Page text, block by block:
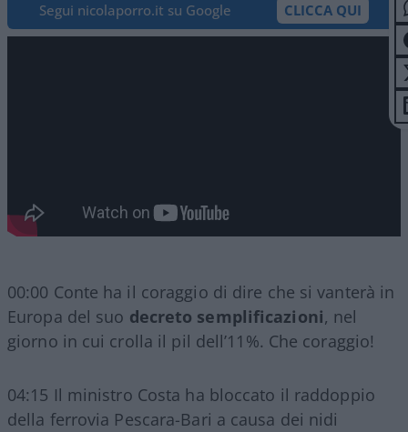
Segui nicolaporro.it su Google CLICCA QUI
00:00 Conte ha il coraggio di dire che si vanterà in
Europa del suo decreto semplificazioni, nel
giorno in cui crolla il pil dell’11%. Che coraggio!
04:15 Il ministro Costa ha bloccato il raddoppio
della ferrovia Pescara-Bari a causa dei nidi